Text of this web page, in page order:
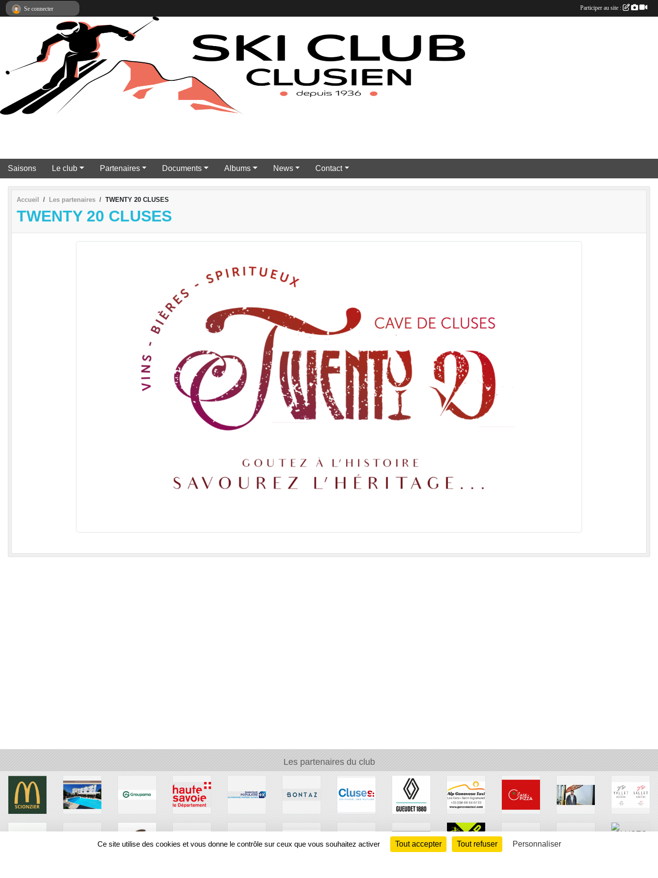
Saisons Le club Partenaires Documents Albums News Contact
Accueil Les partenaires TWENTY 20 CLUSES
TWENTY 20 CLUSES
Les partenaires du club
Se connecter Participer au site :
Panneau de gestion des cookies
Ce site utilise des cookies et vous donne le contrôle sur ceux que vous souhaitez activer Tout accepter Tout refuser Personnaliser